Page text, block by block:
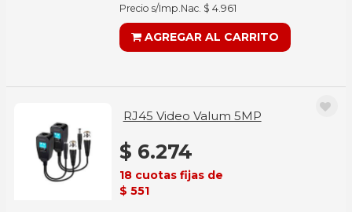
Precio s/Imp.Nac. $ 4.961
AGREGAR AL CARRITO
RJ45 Video Valum 5MP
$ 6.274
18 cuotas fijas de
$ 551